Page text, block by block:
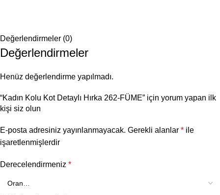
Değerlendirmeler (0)
Değerlendirmeler
Henüz değerlendirme yapılmadı.
“Kadın Kolu Kot Detaylı Hırka 262-FÜME” için yorum yapan ilk
kişi siz olun
E-posta adresiniz yayınlanmayacak. Gerekli alanlar * ile
işaretlenmişlerdir
Derecelendirmeniz *